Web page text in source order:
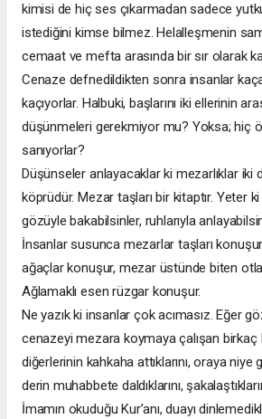
kimisi de hiç ses çıkarmadan sadece
istediğini kimse bilmez. Helalleşmenin
cemaat ve mefta arasında bir sır olarak
Cenaze defnedildikten sonra insanlar
kaçıyorlar. Halbuki, başlarını iki ellerinin
düşünmeleri gerekmiyor mu? Yoksa; hiç
sanıyorlar?
Düşünseler anlayacaklar ki mezarlıklar iki
köprüdür. Mezar taşları bir kitaptır. Yeter
gözüyle bakabilsinler, ruhlarıyla
İnsanlar susunca mezarlar taşları
ağaçlar konuşur, mezar üstünde biten
Ağlamaklı esen rüzgar konuşur.
Ne yazık ki insanlar çok acımasız. Eğer
cenazeyi mezara koymaya çalışan birkaç
diğerlerinin kahkaha attıklarını, oraya niye
derin muhabbete daldıklarını,
İmamın okuduğu Kur’anı, duayı